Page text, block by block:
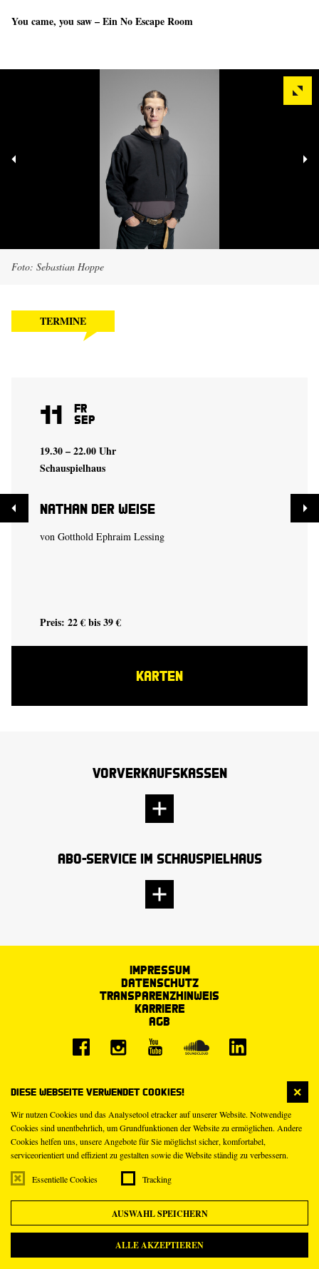
Diese Webseite verwendet Cookies!
Wir nutzen Cookies und das Analysetool etracker auf unserer Website. Notwendige
Cookies sind unentbehrlich, um Grundfunktionen der Website zu ermöglichen. Andere
Cookies helfen uns, unsere Angebote für Sie möglichst sicher, komfortabel,
serviceorientiert und effizient zu gestalten sowie die Website ständig zu verbessern.
Essentielle Cookies Tracking
AUSWAHL SPEICHERN
ALLE AKZEPTIEREN
You came, you saw – Ein No Escape Room
Foto: Sebastian Hoppe
TERMINE
11 Fr
Sep
19.30 – 22.00 Uhr
Schauspielhaus
Nathan der Weise
von Gotthold Ephraim Lessing
Preis: 22 € bis 39 €
KARTEN
Vorverkaufskassen
Abo-Service im Schauspielhaus
Impressum
Datenschutz
Transparenzhinweis
Karriere
AGB